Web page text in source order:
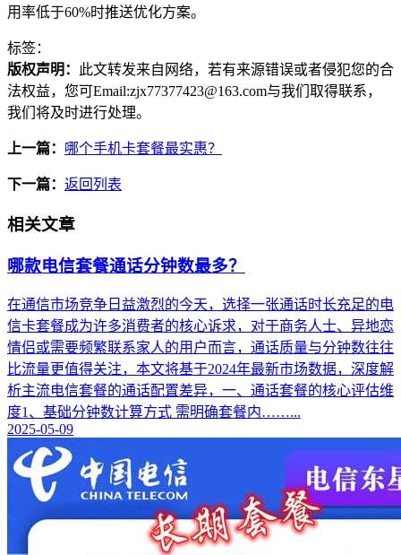
用率低于60%时推送优化方案。
标签：
版权声明：
此文转发来自网络，若有来源错误或者侵犯您的合
法权益，您可Email:zjx77377423@163.com与我们取得联系，
我们将及时进行处理。
上一篇： 哪个手机卡套餐最实惠？
下一篇： 返回列表
相关文章
哪款电信套餐通话分钟数最多？
在通信市场竞争日益激烈的今天，选择一张通话时长充足的电
信卡套餐成为许多消费者的核心诉求，对于商务人士、异地恋
情侣或需要频繁联系家人的用户而言，通话质量与分钟数往往
比流量更值得关注，本文将基于2024年最新市场数据，深度解
析主流电信套餐的通话配置差异，一、通话套餐的核心评估维
度1、基础分钟数计算方式 需明确套餐内……...
2025-05-09